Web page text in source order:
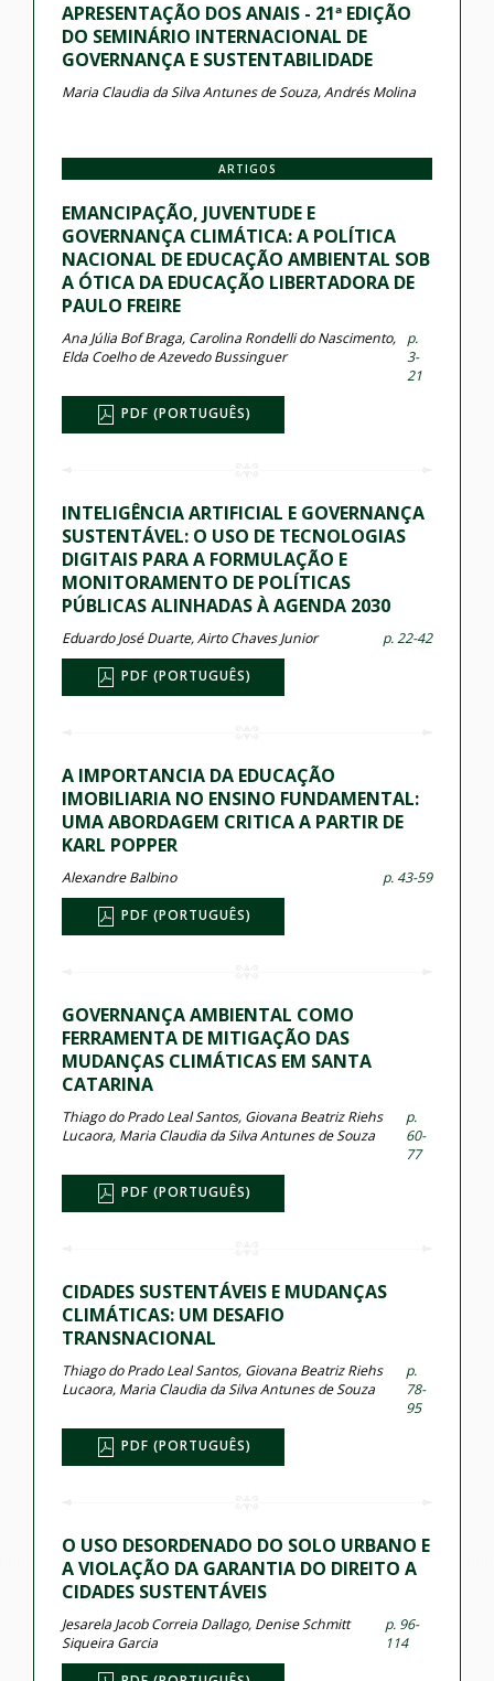
APRESENTAÇÃO DOS ANAIS - 21ª EDIÇÃO
DO SEMINÁRIO INTERNACIONAL DE
GOVERNANÇA E SUSTENTABILIDADE
Maria Claudia da Silva Antunes de Souza, Andrés Molina
ARTIGOS
EMANCIPAÇÃO, JUVENTUDE E
GOVERNANÇA CLIMÁTICA: A POLÍTICA
NACIONAL DE EDUCAÇÃO AMBIENTAL SOB
A ÓTICA DA EDUCAÇÃO LIBERTADORA DE
PAULO FREIRE
Ana Júlia Bof Braga, Carolina Rondelli do Nascimento,
Elda Coelho de Azevedo Bussinguer
p.
3-
21
PDF (PORTUGUÊS)
INTELIGÊNCIA ARTIFICIAL E GOVERNANÇA
SUSTENTÁVEL: O USO DE TECNOLOGIAS
DIGITAIS PARA A FORMULAÇÃO E
MONITORAMENTO DE POLÍTICAS
PÚBLICAS ALINHADAS À AGENDA 2030
Eduardo José Duarte, Airto Chaves Junior p. 22-42
PDF (PORTUGUÊS)
A IMPORTANCIA DA EDUCAÇÃO
IMOBILIARIA NO ENSINO FUNDAMENTAL:
UMA ABORDAGEM CRITICA A PARTIR DE
KARL POPPER
Alexandre Balbino p. 43-59
PDF (PORTUGUÊS)
GOVERNANÇA AMBIENTAL COMO
FERRAMENTA DE MITIGAÇÃO DAS
MUDANÇAS CLIMÁTICAS EM SANTA
CATARINA
Thiago do Prado Leal Santos, Giovana Beatriz Riehs
Lucaora, Maria Claudia da Silva Antunes de Souza
p.
60-
77
PDF (PORTUGUÊS)
CIDADES SUSTENTÁVEIS E MUDANÇAS
CLIMÁTICAS: UM DESAFIO
TRANSNACIONAL
Thiago do Prado Leal Santos, Giovana Beatriz Riehs
Lucaora, Maria Claudia da Silva Antunes de Souza
p.
78-
95
PDF (PORTUGUÊS)
O USO DESORDENADO DO SOLO URBANO E
A VIOLAÇÃO DA GARANTIA DO DIREITO A
CIDADES SUSTENTÁVEIS
Jesarela Jacob Correia Dallago, Denise Schmitt
Siqueira Garcia
p. 96-
114